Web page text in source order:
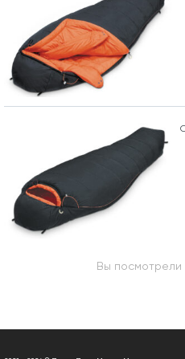
Вы посмотрели